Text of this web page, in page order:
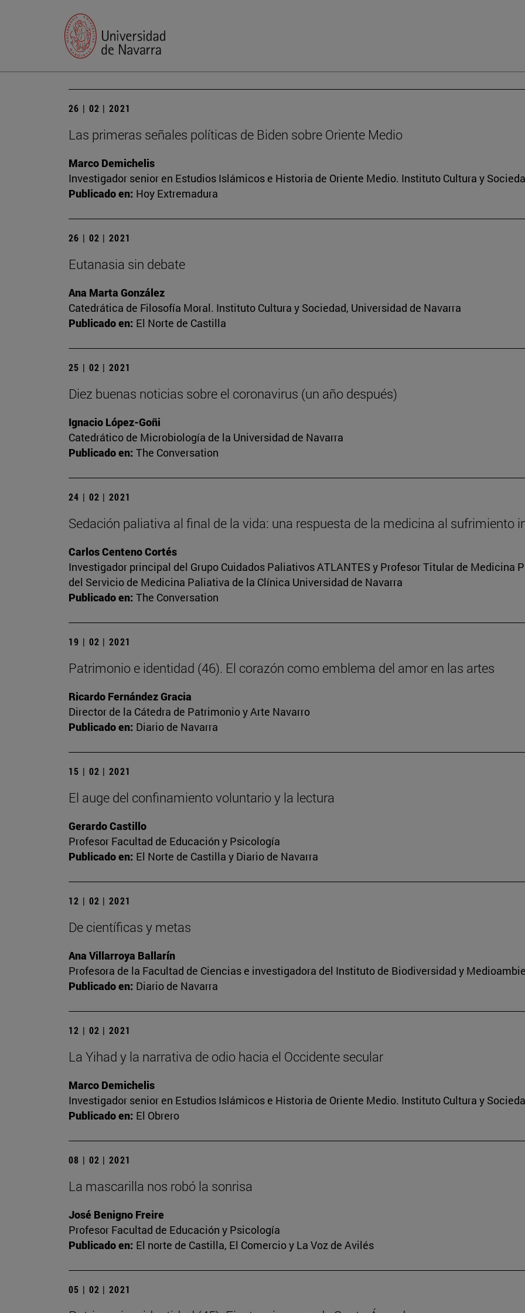
26 | 02 | 2021
Las primeras señales políticas de Biden sobre Oriente Medio
Marco Demichelis
Investigador senior en Estudios Islámicos e Historia de Oriente Medio. Instituto Cultura y
Publicado en: Hoy Extremadura
26 | 02 | 2021
Eutanasia sin debate
Ana Marta González
Catedrática de Filosofía Moral. Instituto Cultura y Sociedad, Universidad de Navarra
Publicado en: El Norte de Castilla
25 | 02 | 2021
Diez buenas noticias sobre el coronavirus (un año después)
Ignacio López-Goñi
Catedrático de Microbiología de la Universidad de Navarra
Publicado en: The Conversation
24 | 02 | 2021
Sedación paliativa al final de la vida: una respuesta de la medicina al sufrimiento
Carlos Centeno Cortés
Investigador principal del Grupo Cuidados Paliativos ATLANTES y Profesor Titular de Medicina
del Servicio de Medicina Paliativa de la Clínica Universidad de Navarra
Publicado en: The Conversation
19 | 02 | 2021
Patrimonio e identidad (46). El corazón como emblema del amor en las artes
Ricardo Fernández Gracia
Director de la Cátedra de Patrimonio y Arte Navarro
Publicado en: Diario de Navarra
15 | 02 | 2021
El auge del confinamiento voluntario y la lectura
Gerardo Castillo
Profesor Facultad de Educación y Psicología
Publicado en: El Norte de Castilla y Diario de Navarra
12 | 02 | 2021
De científicas y metas
Ana Villarroya Ballarín
Profesora de la Facultad de Ciencias e investigadora del Instituto de Biodiversidad y
Publicado en: Diario de Navarra
12 | 02 | 2021
La Yihad y la narrativa de odio hacia el Occidente secular
Marco Demichelis
Investigador senior en Estudios Islámicos e Historia de Oriente Medio. Instituto Cultura y
Publicado en: El Obrero
08 | 02 | 2021
La mascarilla nos robó la sonrisa
José Benigno Freire
Profesor Facultad de Educación y Psicología
Publicado en: El norte de Castilla, El Comercio y La Voz de Avilés
05 | 02 | 2021